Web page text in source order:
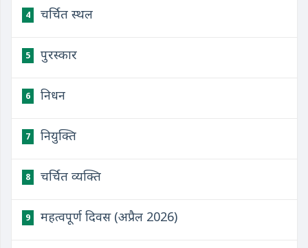
4 चर्चित स्थल
5 पुरस्कार
6 निधन
7 नियुक्ति
8 चर्चित व्यक्ति
9 महत्वपूर्ण दिवस (अप्रैल 2026)